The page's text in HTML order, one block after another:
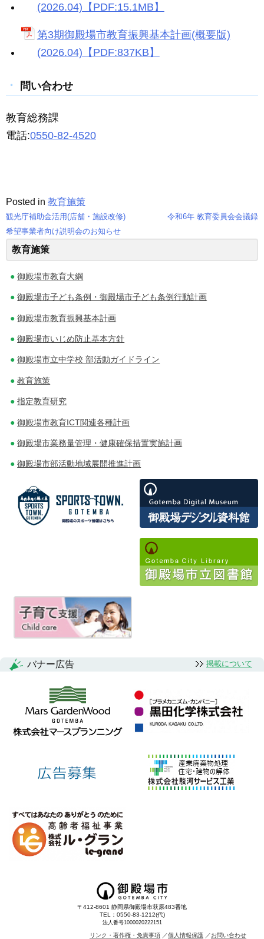
(2026.04)【PDF:15.1MB】
第3期御殿場市教育振興基本計画(概要版)
(2026.04)【PDF:837KB】
問い合わせ
教育総務課
電話:0550-82-4520
Posted in 教育施策
投
稿
ナ
ビ
ゲ
ー
シ
ョ
観光庁補助金活用(店舗・施設改修)
希望事業者向け説明会のお知らせ
令和6年 教育委員会会議録
教育施策
御殿場市教育大綱
御殿場市子ども条例・御殿場市子ども条例行動計画
御殿場市教育振興基本計画
御殿場市いじめ防止基本方針
御殿場市立中学校 部活動ガイドライン
教育施策
指定教育研究
御殿場市教育ICT関連各種計画
御殿場市業務量管理・健康確保措置実施計画
御殿場市部活動地域展開推進計画
バナー広告 掲載について
〒412-8601 静岡県御殿場市萩原483番地
TEL：0550-83-1212(代)
法人番号1000020222151
リンク・著作権・免責事項 個人情報保護 お問い合わせ